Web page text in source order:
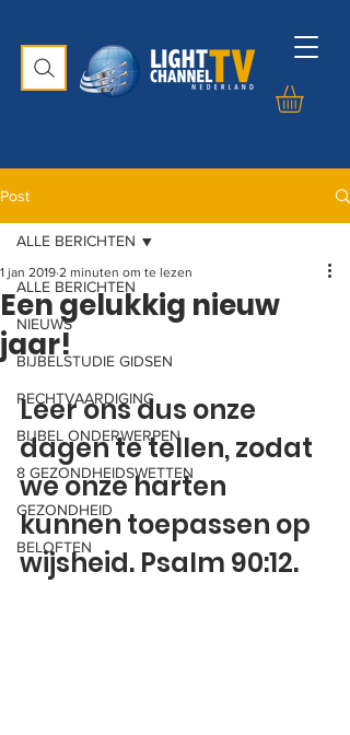
Post
ALLE BERICHTEN
NIEUWS
BIJBELSTUDIE GIDSEN
RECHTVAARDIGING
BIJBEL ONDERWERPEN
8 GEZONDHEIDSWETTEN
GEZONDHEID
BELOFTEN
ALLE BERICHTEN
Een gelukkig nieuw
jaar!
1 jan 2019 2 minuten om te lezen
Leer ons dus onze
dagen te tellen, zodat
we onze harten
kunnen toepassen op
wijsheid. Psalm 90:12.